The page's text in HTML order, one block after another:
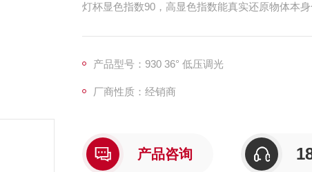
灯杯显色指数90，高显色指数能真实还原物体本
产品型号：930 36° 低压调光
厂商性质：经销商
产品咨询